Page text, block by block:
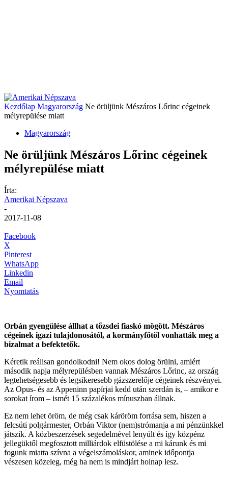
Kezdőlap Magyarország Ne örüljünk Mészáros Lőrinc cégeinek
mélyrepülése miatt
Magyarország
Ne örüljünk Mészáros Lőrinc cégeinek
mélyrepülése miatt
Írta:
Amerikai Népszava
-
2017-11-08
Facebook
X
Pinterest
WhatsApp
Linkedin
Email
Nyomtatás
Orbán gyengülése állhat a tőzsdei fiaskó mögött. Mészáros
cégeinek igazi tulajdonosától, a kormányfőtől vonhatták meg a
bizalmat a befektetők.
Kéretik reálisan gondolkodni! Nem okos dolog örülni, amiért
második napja mélyrepülésben vannak Mészáros Lőrinc, az ország
legtehetségesebb és legsikeresebb gázszerelője cégeinek részvényei.
Az Opus- és az Appeninn papírjai kedd után szerdán is, – amikor e
sorokat írom – ismét 15 százalékos mínuszban állnak.
Ez nem lehet öröm, de még csak káröröm forrása sem, hiszen a
felcsúti polgármester, Orbán Viktor (nem)strómanja a mi pénzünkkel
játszik. A közbeszerzések segedelmével lenyúlt és így közpénz
jellegüktől megfosztott milliárdok elfüstölése a mi kárunk és mi
fogunk miatta szívna a végelszámoláskor, aminek időpontja
vészesen közeleg, még ha nem is mindjárt holnap lesz.